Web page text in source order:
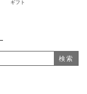
ギフト
検索